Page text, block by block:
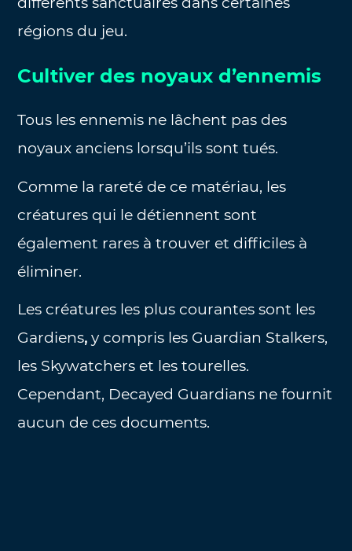
régions du jeu.
Cultiver des noyaux d’ennemis
Tous les ennemis ne lâchent pas des
noyaux anciens lorsqu’ils sont tués.
Comme la rareté de ce matériau, les
créatures qui le détiennent sont
également rares à trouver et difficiles à
éliminer.
Les créatures les plus courantes sont les
Gardiens,y compris les Guardian Stalkers,
les Skywatchers et les tourelles.
Cependant, Decayed Guardians ne fournit
aucun de ces documents.